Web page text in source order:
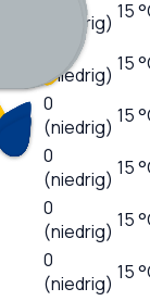
(niedrig) 15
(niedrig) 15
0
(niedrig) 15
0
(niedrig) 15
0
(niedrig) 15
0
(niedrig) 15